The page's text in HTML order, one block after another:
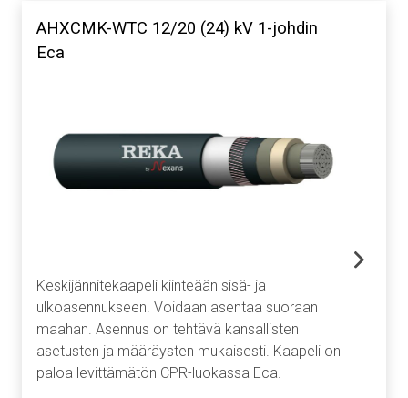
AHXCMK-WTC 12/20 (24) kV 1-johdin
Eca
Keskijännitekaapeli kiinteään sisä- ja
ulkoasennukseen. Voidaan asentaa suoraan
maahan. Asennus on tehtävä kansallisten
asetusten ja määräysten mukaisesti. Kaapeli on
paloa levittämätön CPR-luokassa Eca.